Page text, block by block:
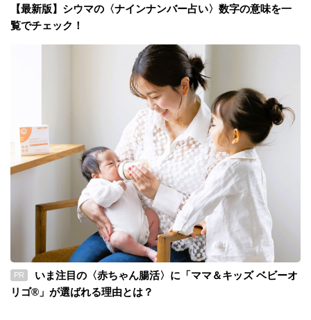
【最新版】シウマの〈ナインナンバー占い〉数字の意味を一
覧でチェック！
PR
いま注目の〈赤ちゃん腸活〉に「ママ＆キッズ ベビーオ
リゴ®」が選ばれる理由とは？